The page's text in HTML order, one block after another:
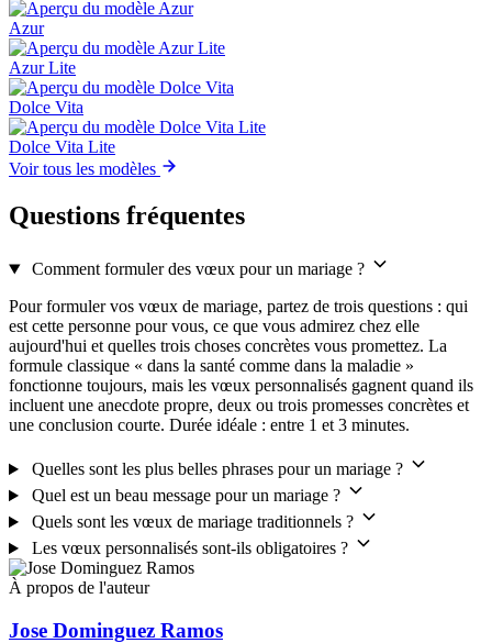
Azur
Azur Lite
Dolce Vita
Dolce Vita Lite
Voir tous les modèles
Questions fréquentes
Comment formuler des vœux pour un mariage ?
Pour formuler vos vœux de mariage, partez de trois questions : qui
est cette personne pour vous, ce que vous admirez chez elle
aujourd'hui et quelles trois choses concrètes vous promettez. La
formule classique « dans la santé comme dans la maladie »
fonctionne toujours, mais les vœux personnalisés gagnent quand ils
incluent une anecdote propre, deux ou trois promesses concrètes et
une conclusion courte. Durée idéale : entre 1 et 3 minutes.
Quelles sont les plus belles phrases pour un mariage ?
Quel est un beau message pour un mariage ?
Quels sont les vœux de mariage traditionnels ?
Les vœux personnalisés sont-ils obligatoires ?
À propos de l'auteur
Jose Dominguez Ramos